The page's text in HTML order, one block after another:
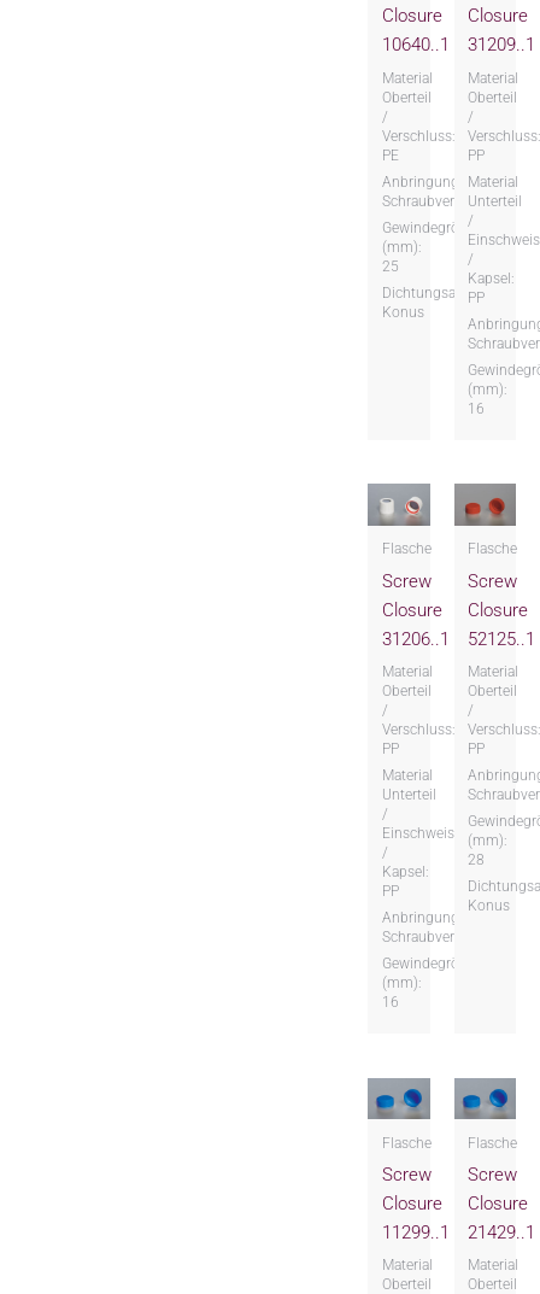
Closure
10640..1
Material
Oberteil
/
Verschluss:
PE
Anbringungsart:
Schraubversion
Gewindegröße
(mm):
25
Dichtungsart:
Konus
Closure
31209..1
Material
Oberteil
/
PP
Material
Unterteil
/
/
Kapsel:
PP
(mm):
16
Flasche
Screw
Closure
31206..1
Material
Oberteil
/
Verschluss:
PP
Material
Unterteil
/
Einschweissteil
/
Kapsel:
PP
Anbringungsart:
Schraubversion
Gewindegröße
(mm):
16
Flasche
Screw
Closure
52125..1
Material
Oberteil
/
PP
(mm):
28
Konus
Flasche
Screw
Closure
11299..1
Material
Oberteil
Flasche
Screw
Closure
21429..1
Material
Oberteil